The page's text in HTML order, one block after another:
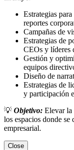
Estrategias
reportes
Campañas de
Estrategias de
CEOs y líderes
Gestión y
equipos
Diseño de
Estrategias de
y participación
💡 Objetivo: Elevar la
los espacios donde
empresarial.
Close